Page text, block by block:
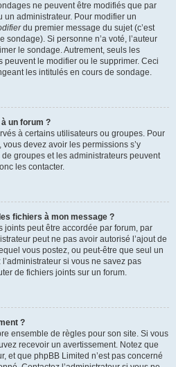
ne peuvent être modifiés que par
un administrateur. Pour modifier un
du premier message du sujet (c’est
Si personne n’a voté, l’auteur
le sondage. Autrement, seuls les
peuvent le modifier ou le supprimer. Ceci
les intitulés en cours de sondage.
un forum ?
à certains utilisateurs ou groupes. Pour
vous devez avoir les permissions s’y
groupes et les administrateurs peuvent
les contacter.
fichiers à mon message ?
joints peut être accordée par forum, par
peut ne pas avoir autorisé l’ajout de
vous postez, ou peut-être que seul un
si vous ne savez pas
de fichiers joints sur un forum.
?
ensemble de règles pour son site. Si vous
recevoir un avertissement. Notez que
et que phpBB Limited n’est pas concerné